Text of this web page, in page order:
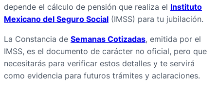
depende el cálculo de pensión que realiza el Instituto
Mexicano del Seguro Social (IMSS) para tu jubilación.
La Constancia de Semanas Cotizadas, emitida por el
IMSS, es el documento de carácter no oficial, pero que
necesitarás para verificar estos detalles y te servirá
como evidencia para futuros trámites y aclaraciones.